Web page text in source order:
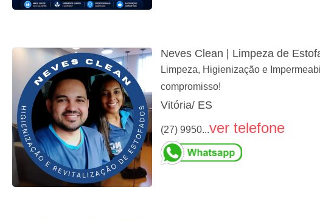
Neves Clean | Limpeza de
Limpeza, Higienização e
compromisso!
Vitória/ ES
(27) 9950...ver telefone